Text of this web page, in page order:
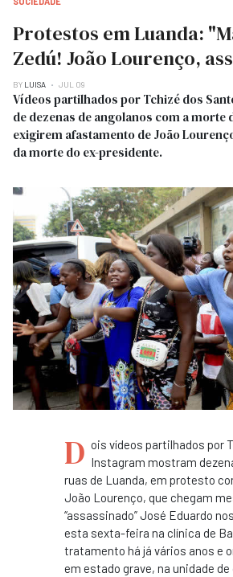
Protestos em Luanda:
Zedú! João Lourenço,
BY LUISA JUL 09
Vídeos partilhados por Tchizé dos
de dezenas de angolanos com a morte
exigirem afastamento de João
da morte do ex-presidente.
D ois vídeos partilhados por
Instagram mostram
ruas de Luanda, em protesto
João Lourenço, que chegam
“assassinado” José Eduardo
esta sexta-feira na clínica de
tratamento há já vários anos e
em estado grave, na unidade